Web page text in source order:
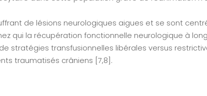
de lésions neurologiques aigues et se sont
qui la récupération fonctionnelle neurologique à
stratégies transfusionnelles libérales versus
traumatisés crâniens [7,8].